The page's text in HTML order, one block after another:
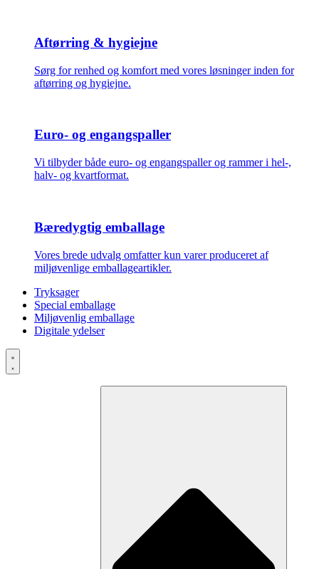
Aftørring & hygiejne
Sørg for renhed og komfort med vores løsninger inden for
aftørring og hygiejne.
Euro- og engangspaller
Vi tilbyder både euro- og engangspaller og rammer i hel-,
halv- og kvartformat.
Bæredygtig emballage
Vores brede udvalg omfatter kun varer produceret af
miljøvenlige emballageartikler.
Tryksager
Special emballage
Miljøvenlig emballage
Digitale ydelser